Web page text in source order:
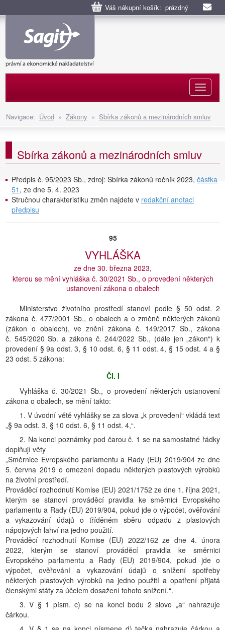
Váš nákupní košík: prázdný
Navigace: Úvod » Zákony » Sbírka zákonů a mezinárodních smluv
Sbírka zákonů a mezinárodních smluv
Předpis č. 95/2023 Sb., zdroj: Sbírka zákonů ročník 2023, částka
51 , ze dne 5. 4. 2023
Stručnou charakteristiku změn najdete v redakční anotaci
předpisu
95
VYHLÁŠKA
ze dne 30. března 2023,
kterou se mění vyhláška č. 30/2021 Sb., o provedení některých
ustanovení zákona o obalech
Ministerstvo životního prostředí stanoví podle § 50 odst. 2
zákona č. 477/2001 Sb., o obalech a o změně některých zákonů
(zákon o obalech), ve znění zákona č. 149/2017 Sb., zákona
č. 545/2020 Sb. a zákona č. 244/2022 Sb., (dále jen „zákon“) k
provedení § 9a odst. 3, § 10 odst. 6, § 11 odst. 4, § 15 odst. 4 a §
23 odst. 5 zákona:
Čl. I
Vyhláška č. 30/2021 Sb., o provedení některých ustanovení
zákona o obalech, se mění takto:
1. V úvodní větě vyhlášky se za slova „k provedení“ vkládá text
„§ 9a odst. 3, § 10 odst. 6, § 11 odst. 4,“.
2. Na konci poznámky pod čarou č. 1 se na samostatné řádky
doplňují věty
„Směrnice Evropského parlamentu a Rady (EU) 2019/904 ze dne
5. června 2019 o omezení dopadu některých plastových výrobků
na životní prostředí.
Prováděcí rozhodnutí Komise (EU) 2021/1752 ze dne 1. října 2021,
kterým se stanoví prováděcí pravidla ke směrnici Evropského
parlamentu a Rady (EU) 2019/904, pokud jde o výpočet, ověřování
a vykazování údajů o tříděném sběru odpadu z plastových
nápojových lahví na jedno použití.
Prováděcí rozhodnutí Komise (EU) 2022/162 ze dne 4. února
2022, kterým se stanoví prováděcí pravidla ke směrnici
Evropského parlamentu a Rady (EU) 2019/904, pokud jde o
výpočet, ověřování a vykazování údajů o snížení spotřeby
některých plastových výrobků na jedno použití a opatření přijatá
členskými státy za účelem dosažení tohoto snížení.“.
3. V § 1 písm. c) se na konci bodu 2 slovo „a“ nahrazuje
čárkou.